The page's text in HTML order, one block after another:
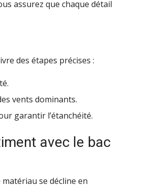
assurez que chaque détail
des étapes précises :
vents dominants.
garantir l’étanchéité.
avec le bac
se décline en